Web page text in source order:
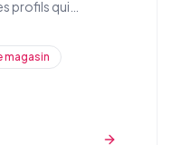
profils qui
réseaux de vente.
magasin